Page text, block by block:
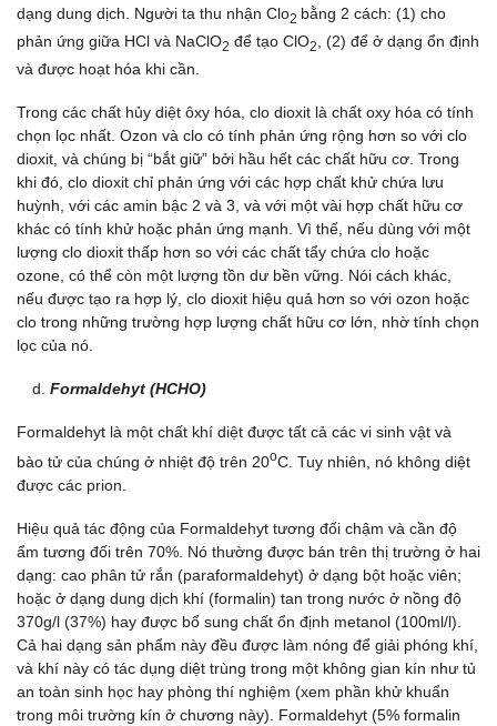
dạng dung dịch. Người ta thu nhận Clo2 bằng 2 cách: (1) cho
phản ứng giữa HCl và NaClO2 để tạo ClO2
, (2) để ở dạng ổn định
và được hoạt hóa khi cần.
Trong các chất hủy diệt ôxy hóa, clo dioxit là chất oxy hóa có tính
chọn lọc nhất. Ozon và clo có tính phản ứng rộng hơn so với clo
dioxit, và chúng bị “bắt giữ” bởi hầu hết các chất hữu cơ. Trong
khi đó, clo dioxit chỉ phản ứng với các hợp chất khử chứa lưu
huỳnh, với các amin bậc 2 và 3, và với một vài hợp chất hữu cơ
khác có tính khử hoặc phản ứng mạnh. Vì thế, nếu dùng với một
lượng clo dioxit thấp hơn so với các chất tẩy chứa clo hoặc
ozone, có thể còn một lượng tồn dư bền vững. Nói cách khác,
nếu được tạo ra hợp lý, clo dioxit hiệu quả hơn so với ozon hoặc
clo trong những trường hợp lượng chất hữu cơ lớn, nhờ tính chọn
lọc của nó.
Formaldehyt (HCHO)
Formaldehyt là một chất khí diệt được tất cả các vi sinh vật và
bào tử của chúng ở nhiệt độ trên 20oC. Tuy nhiên, nó không diệt
được các prion.
Hiệu quả tác động của Formaldehyt tương đối chậm và cần độ
ẩm tương đối trên 70%. Nó thường được bán trên thị trường ở hai
dạng: cao phân tử rắn (paraformaldehyt) ở dạng bột hoặc viên;
hoặc ở dạng dung dịch khí (formalin) tan trong nước ở nồng độ
370g/l (37%) hay được bổ sung chất ổn định metanol (100ml/l).
Cả hai dạng sản phẩm này đều được làm nóng để giải phóng khí,
và khí này có tác dụng diệt trùng trong một không gian kín như tủ
an toàn sinh học hay phòng thí nghiệm (xem phần khử khuẩn
trong môi trường kín ở chương này). Formaldehyt (5% formalin